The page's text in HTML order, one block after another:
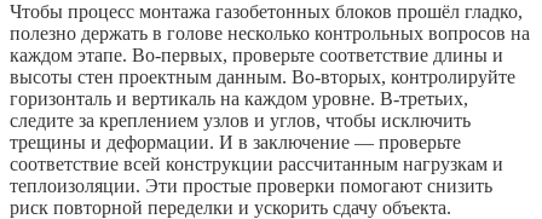
Чтобы процесс монтажа газобетонных блоков прошёл гладко,
полезно держать в голове несколько контрольных вопросов на
каждом этапе. Во-первых, проверьте соответствие длины и
высоты стен проектным данным. Во-вторых, контролируйте
горизонталь и вертикаль на каждом уровне. В-третьих,
следите за креплением узлов и углов, чтобы исключить
трещины и деформации. И в заключение — проверьте
соответствие всей конструкции рассчитанным нагрузкам и
теплоизоляции. Эти простые проверки помогают снизить
риск повторной переделки и ускорить сдачу объекта.